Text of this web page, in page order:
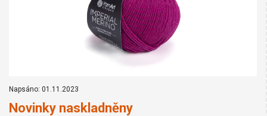
Napsáno: 01.11.2023
Novinky naskladněny